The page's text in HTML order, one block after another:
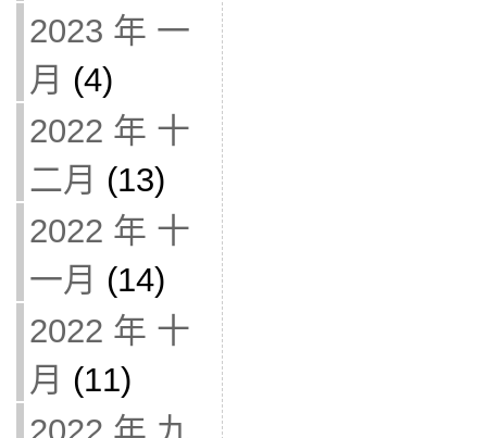
2023 年 一
月 (4)
2022 年 十
二月 (13)
2022 年 十
一月 (14)
2022 年 十
月 (11)